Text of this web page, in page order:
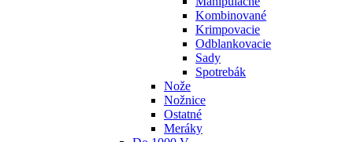
Kombinované
Krimpovacie
Odblankovacie
Sady
Spotrebák
Nože
Nožnice
Ostatné
Meráky